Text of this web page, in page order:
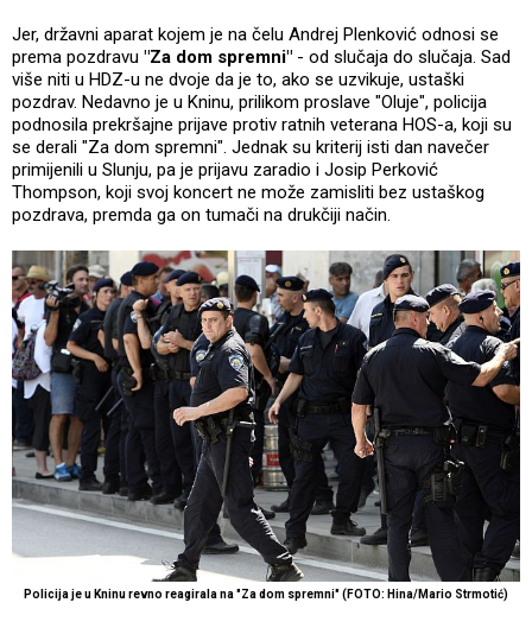
Jer, državni aparat kojem je na čelu Andrej Plenković odnosi se
prema pozdravu "Za dom spremni" - od slučaja do slučaja. Sad
više niti u HDZ-u ne dvoje da je to, ako se uzvikuje, ustaški
pozdrav. Nedavno je u Kninu, prilikom proslave "Oluje", policija
podnosila prekršajne prijave protiv ratnih veterana HOS-a, koji su
se derali "Za dom spremni". Jednak su kriterij isti dan navečer
primijenili u Slunju, pa je prijavu zaradio i Josip Perković
Thompson, koji svoj koncert ne može zamisliti bez ustaškog
pozdrava, premda ga on tumači na drukčiji način.
Policija je u Kninu revno reagirala na "Za dom spremni" (FOTO: Hina/Mario Strmotić)